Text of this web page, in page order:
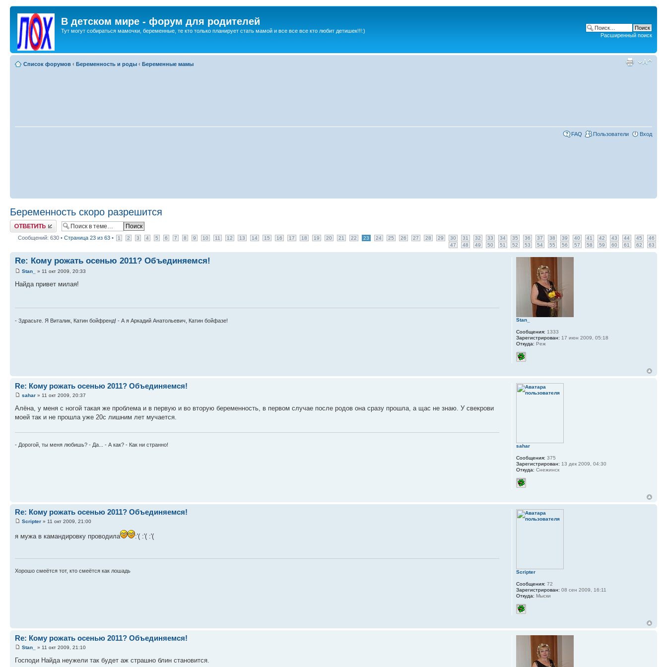
В детском мире - форум для родителей
Тут могут собираться мамочки, беременные, те кто только планирует стать мамой и все все все кто любит детишек!!!:)
Расширенный поиск
Список форумов ‹ Беременность и роды ‹ Беременные мамы
FAQ Пользователи Вход
Беременность скоро разрешится
Ответить
Сообщений: 630 • Страница 23 из 63 • 1 2 3 4 5 6 7 8 9 10 11 12 13 14 15 16 17 18 19 20 21 22 23 24 25 26 27 28 29 30 31 32 33 34 35 36 37 38 39 40 41 42 43 44 45
46
47
48 49 50 51 52 53 54 55 56 57 58 59 60 61 62 63
Re: Кому рожать осенью 2011? Объединяемся!
Stan_ » 11 окт 2009, 20:33
Найда привет милая!
- Здрасьте. Я Виталик, Катин бойфренд! - А я Аркадий Анатольевич, Катин бойфазе! Stan_
Сообщения: 1333
Зарегистрирован: 17 июн 2009, 05:18
Откуда: Реж
Re: Кому рожать осенью 2011? Объединяемся!
sahar » 11 окт 2009, 20:37
Алёна, у меня с ногой такая же проблема и в первую и во вторую беременность, в первом случае после родов она сразу прошла, а щас не знаю. У свекрови
моей так и не прошла уже 20с лишним лет мучается.
- Дорогой, ты меня любишь? - Да... - А как? - Как ни странно! sahar
Сообщения: 375
Зарегистрирован: 13 дек 2009, 04:30
Откуда: Снежинск
Re: Кому рожать осенью 2011? Объединяемся!
Scripter » 11 окт 2009, 21:00
я мужа в камандировку проводила :'( :'( :'(
Хорошо смеётся тот, кто смеётся как лошадь Scripter
Сообщения: 72
Зарегистрирован: 08 сен 2009, 16:11
Откуда: Мыски
Re: Кому рожать осенью 2011? Объединяемся!
Stan_ » 11 окт 2009, 21:10
Господи Найда неужели так будет аж страшно блин становится.